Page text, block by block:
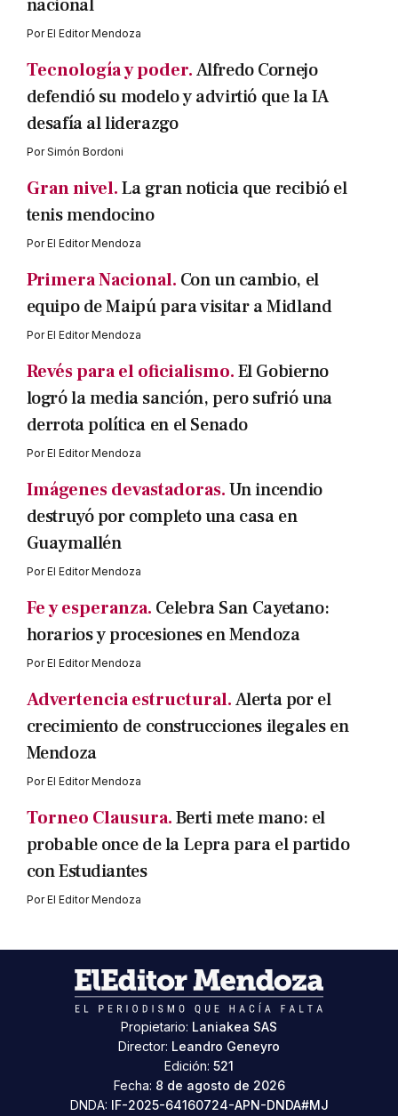
nacional
PorEl Editor Mendoza
Tecnología y poder.Alfredo Cornejo
defendió su modelo y advirtió que la IA
desafía al liderazgo
PorSimón Bordoni
Gran nivel.La gran noticia que recibió el
tenis mendocino
PorEl Editor Mendoza
Primera Nacional. Con un cambio, el
equipo de Maipú para visitar a Midland
PorEl Editor Mendoza
Revés para el oficialismo.El Gobierno
logró la media sanción, pero sufrió una
derrota política en el Senado
PorEl Editor Mendoza
Imágenes devastadoras.Un incendio
destruyó por completo una casa en
Guaymallén
PorEl Editor Mendoza
Fe y esperanza. Celebra San Cayetano:
horarios y procesiones en Mendoza
PorEl Editor Mendoza
Advertencia estructural.Alerta por el
crecimiento de construcciones ilegales en
Mendoza
PorEl Editor Mendoza
Torneo Clausura.Berti mete mano: el
probable once de la Lepra para el partido
con Estudiantes
PorEl Editor Mendoza
Propietario: Laniakea SAS
Director: Leandro Geneyro
Edición: 521
Fecha: 8 de agosto de 2026
DNDA: IF-2025-64160724-APN-DNDA#MJ